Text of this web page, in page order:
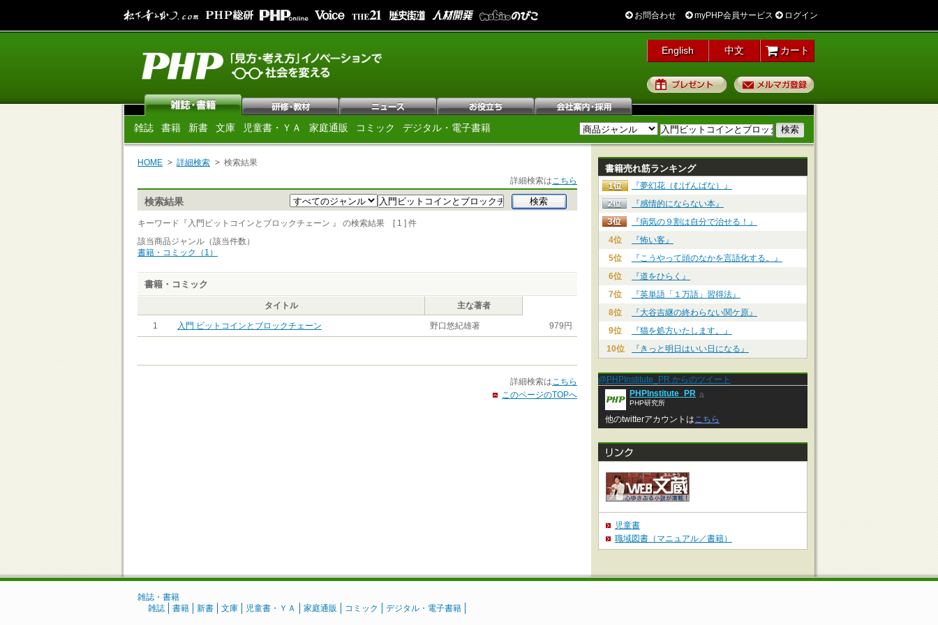
お問合わせ myPHP会員サービス ログイン
English 中文 カート
プレゼント
雑誌 書籍 新書 文庫 児童書・ＹＡ 家庭通販 コミック デジタル・電子書籍
HOME 詳細検索
検索結果
詳細検索はこちら
検索結果
キーワード『入門ビットコインとブロックチェーン 』 の検索結果 [ 1 ] 件
該当商品ジャンル（該当件数）
書籍・コミック（1）
書籍・コミック
タイトル 主な著者
1 入門 ビットコインとブロックチェーン 野口悠紀雄著 979円
詳細検索はこちら
このページのTOPへ
書籍売れ筋ランキング
『夢幻花（むげんばな）』
『感情的にならない本』
『病気の９割は自分で治せる！』
4位
『怖い客』
5位
『こうやって頭のなかを言語化する。』
6位
『道をひらく』
7位
『英単語「１万語」習得法』
8位
『大谷吉継の終わらない関ケ原』
9位
『猫を処方いたします。』
10位
『きっと明日はいい日になる』
@PHPInstitute_PR からのツイート
PHPInstitute_PR
PHP研究所
a
他のtwitterアカウントはこちら
児童書
職域図書（マニュアル／書籍）
雑誌・書籍
雑誌
書籍 新書 文庫 児童書・ＹＡ 家庭通販 コミック デジタル・電子書籍